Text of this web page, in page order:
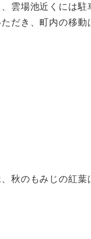
雲場池近くには駐
だき、町内の移
秋のもみじの紅葉